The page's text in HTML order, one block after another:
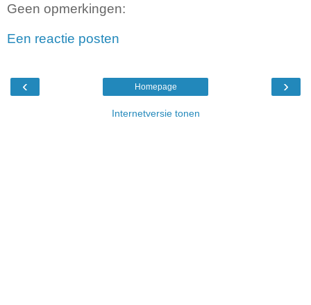
Geen opmerkingen:
Een reactie posten
‹ ›
Homepage
Internetversie tonen